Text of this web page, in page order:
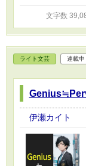
文字数
ライト文芸 連載中
伊瀬カイト